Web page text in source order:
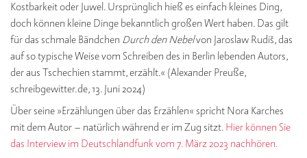
Kostbarkeit oder Juwel. Ursprünglich hieß es einfach kleines Ding,
doch können kleine Dinge bekanntlich großen Wert haben. Das gilt
für das schmale Bändchen Durch den Nebelvon Jaroslaw Rudiš, das
auf so typische Weise vom Schreiben des in Berlin lebenden Autors,
der aus Tschechien stammt, erzählt.« (Alexander Preuße,
schreibgewitter.de, 13. Juni 2024)
Über seine »Erzählungen über das Erzählen« spricht Nora Karches
mit dem Autor – natürlich während er im Zug sitzt. Hier können Sie
das Interview im Deutschlandfunk vom 7. März 2023 nachhören.